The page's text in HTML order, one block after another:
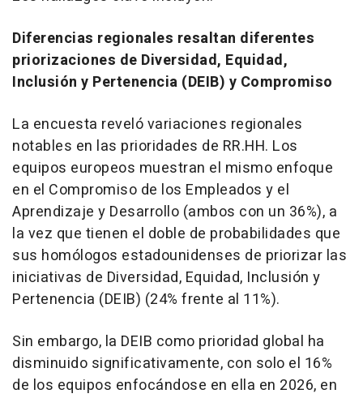
Diferencias regionales resaltan diferentes
priorizaciones de Diversidad, Equidad,
Inclusión y Pertenencia (DEIB) y Compromiso
La encuesta reveló variaciones regionales
notables en las prioridades de RR.HH. Los
equipos europeos muestran el mismo enfoque
en el Compromiso de los Empleados y el
Aprendizaje y Desarrollo (ambos con un 36%), a
la vez que tienen el doble de probabilidades que
sus homólogos estadounidenses de priorizar las
iniciativas de Diversidad, Equidad, Inclusión y
Pertenencia (DEIB) (24% frente al 11%).
Sin embargo, la DEIB como prioridad global ha
disminuido significativamente, con solo el 16%
de los equipos enfocándose en ella en 2026, en